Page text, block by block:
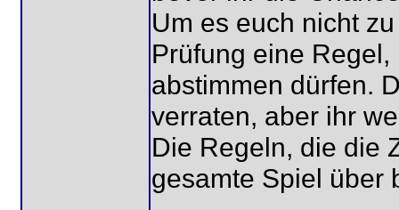
Um es euch nicht
Prüfung eine
abstimmen dürfen.
verraten, aber ihr
Die Regeln, die die
gesamte Spiel über